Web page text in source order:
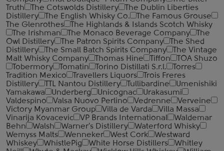
Truth
The Cotswolds Distillery
The Dublin Liberties
Distillery
The English Whisky Co.
The Famous Grouse
The Glenrothes
The Highlands & Islands Scotch Whisky
The Irishman
The Monaco Beverage Company
The
Owl Distillery
The Patron Spirits Company
The Shed
Distillery
The Small Batch Spirits Company
The Vintage
Malt Whisky Company
Thomas Hine Tiffon
TOA Shuzo
Tobermory
Tomatin Torino Distillati S.r.l.
Torres
Tradition Mexico
Travellers Liquors
Trois Freres
Distillery
TTL Nantou Distillery Tullibardine
Umenishiki
Yamakawa
Underberg Unicognac
Urakasumi
Valdespino
Valsa Nuovo Perlino Vedrenne
Verveine
Victory Myanmar Group
Villa de Varda
Villa Massa
Vinarija Kovacevic
VP Brands International
Waldemar
Behn
Walsh Warner's Distillery
Waterford Whisky
Wemyss Malts
Wenneker West Cork
Westward
Whiskey
WhistlePig White Horse Distillers
Whitley